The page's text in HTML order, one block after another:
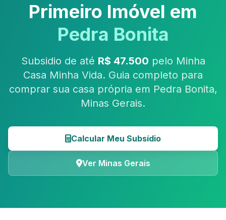
Primeiro Imóvel em
Pedra Bonita
Subsidio de até R$ 47.500 pelo Minha
Casa Minha Vida. Guia completo para
comprar sua casa própria em Pedra Bonita,
Minas Gerais.
Calcular Meu Subsídio
Ver Minas Gerais